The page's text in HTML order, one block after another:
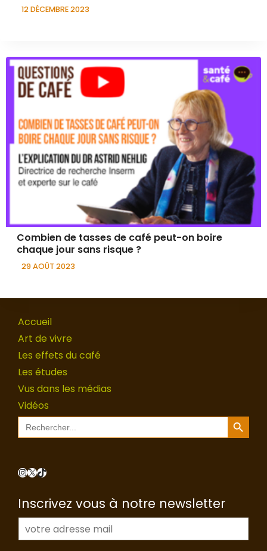
12 DÉCEMBRE 2023
Combien de tasses de café peut-on boire
chaque jour sans risque ?
29 AOÛT 2023
Accueil
Art de vivre
Les effets du café
Les études
Vus dans les médias
Vidéos
Search
for:
Search Button
Instagram
X TikTok
Inscrivez vous à notre newsletter
E